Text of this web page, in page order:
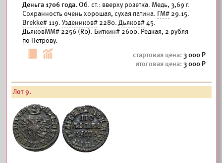
Деньга 1706 года. Об. ст.: вверху розетка. Медь, 3,69 г.
Сохранность очень хорошая, сухая патина. ГМ# 29.15.
Brekke# 119. Уздеников# 2280. Дьяков#45.
ДьяковММ# 2256 (R0). Биткин# 2600. Редкая, 2 рубля
по Петрову.
3 000
3 000
Лот 9.